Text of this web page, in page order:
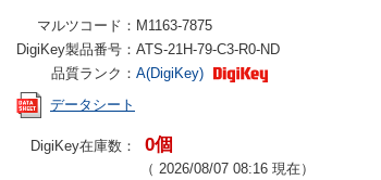
マルツコード： M1163-7875
DigiKey製品番号： ATS-21H-79-C3-R0-ND
品質ランク： A(DigiKey)
データシート
DigiKey在庫数： 0個
（ 2026/08/07 08:16 現在）